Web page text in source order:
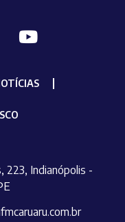
223, Indianópolis -